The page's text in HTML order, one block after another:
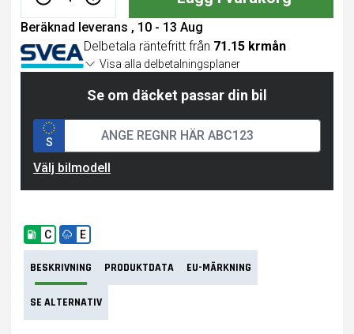
Beräknad leverans , 10 - 13 Aug
Delbetala räntefritt från 71.15 krmån
Visa alla delbetalningsplaner
Se om däcket passar din bil
S
Välj bilmodell
C E
BESKRIVNING PRODUKTDATA EU-MÄRKNING
SE ALTERNATIV